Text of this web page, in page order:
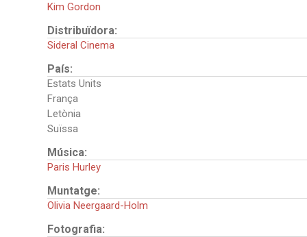
Kim Gordon
Distribuïdora:
Sideral Cinema
País:
Estats Units
França
Letònia
Suïssa
Música:
Paris Hurley
Muntatge:
Olivia Neergaard-Holm
Fotografia: